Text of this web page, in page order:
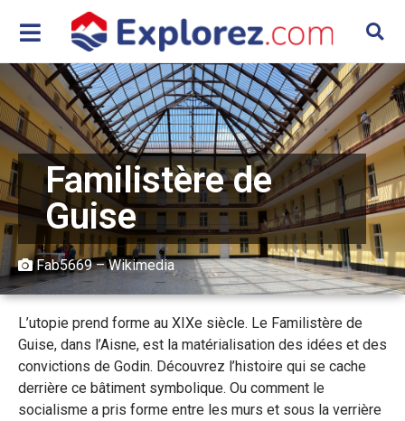
Familistère de
Guise
Fab5669 – Wikimedia
L’utopie prend forme au XIXe siècle. Le Familistère de
Guise, dans l’Aisne, est la matérialisation des idées et des
convictions de Godin. Découvrez l’histoire qui se cache
derrière ce bâtiment symbolique. Ou comment le
socialisme a pris forme entre les murs et sous la verrière